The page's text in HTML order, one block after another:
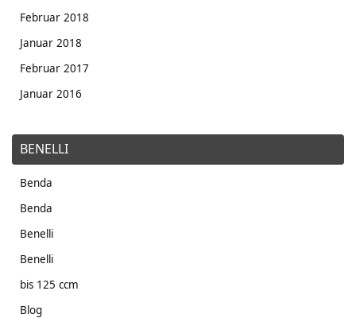
Februar 2018
Januar 2018
Februar 2017
Januar 2016
BENELLI
Benda
Benda
Benelli
Benelli
bis 125 ccm
Blog